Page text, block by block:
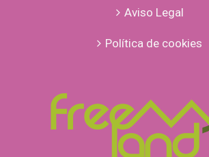
Aviso Legal
Política de cookies